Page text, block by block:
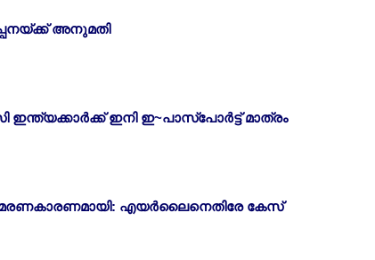
അനുമതി
ഇനി ഇ~പാസ്പോര്‍ട്ട് മാത്രം
മരണകാരണമായി: എയര്‍ലൈനെതിരേ കേസ്